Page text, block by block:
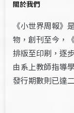
關於我們
《小世界周報》
物，創刊至今，
排版至印刷，逐
由系上教師指導
發行期數則已達